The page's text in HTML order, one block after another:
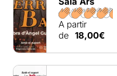
A partir
de 18,00€